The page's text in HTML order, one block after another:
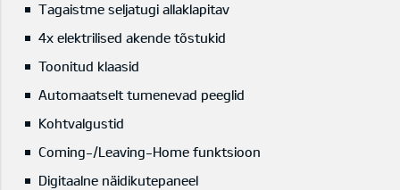
Tagaistme seljatugi allaklapitav
4x elektrilised akende tõstukid
Toonitud klaasid
Automaatselt tumenevad peeglid
Kohtvalgustid
Coming-/Leaving-Home funktsioon
Digitaalne näidikutepaneel